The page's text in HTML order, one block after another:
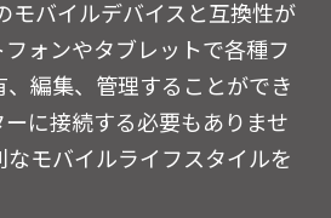
モバイルデバイスと互換性が
ォンやタブレットで各種フ
、編集、管理することができ
ーに接続する必要もありませ
なモバイルライフスタイルを